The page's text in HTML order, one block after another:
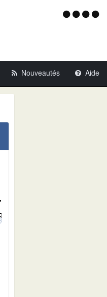
Menu
Nouveautés Aide